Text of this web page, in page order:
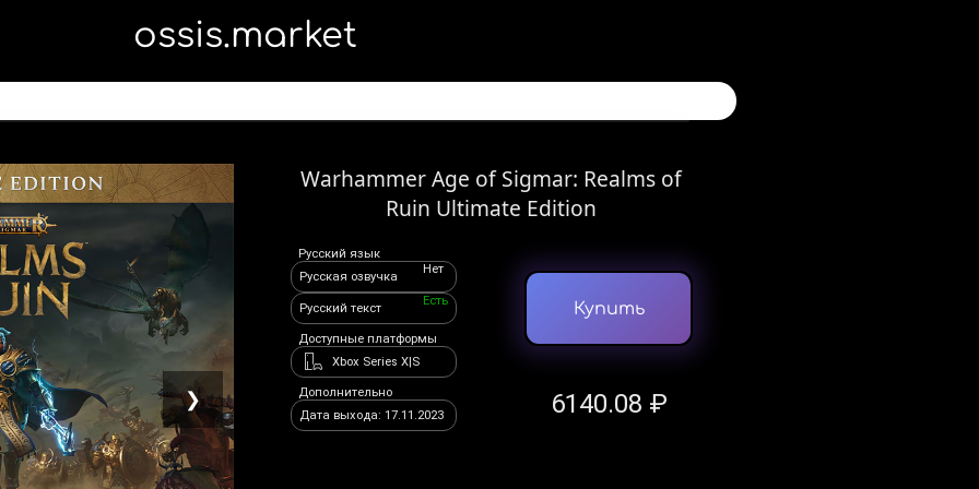
ossis.market
❯
Warhammer Age of Sigmar: Realms of
Ruin Ultimate Edition
Русский язык
Русская озвучка
Нет
Русский текст
Есть
Доступные платформы
Xbox Series X|S
Дополнительно
Дата выхода: 17.11.2023
Купить
6140.08 ₽